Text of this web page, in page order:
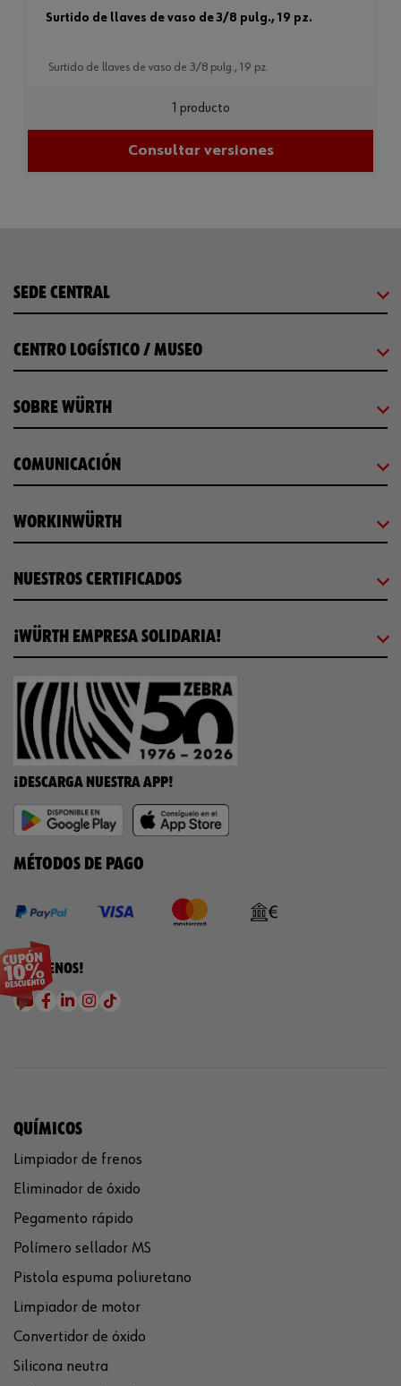
surtido de llaves de vaso de 3/8 pulg., 19 pz.
surtido de llaves de vaso de 3/8 pulg., 19 pz.
1 producto
Consultar versiones
SEDE CENTRAL
CENTRO LOGÍSTICO / MUSEO
SOBRE WÜRTH
COMUNICACIÓN
WORKINWÜRTH
NUESTROS CERTIFICADOS
¡WÜRTH EMPRESA SOLIDARIA!
¡DESCARGA NUESTRA APP!
MÉTODOS DE PAGO
¡SÍGUENOS!
QUÍMICOS
Limpiador de frenos
Eliminador de óxido
Pegamento rápido
Polímero sellador MS
Pistola espuma poliuretano
Limpiador de motor
Convertidor de óxido
Silicona neutra